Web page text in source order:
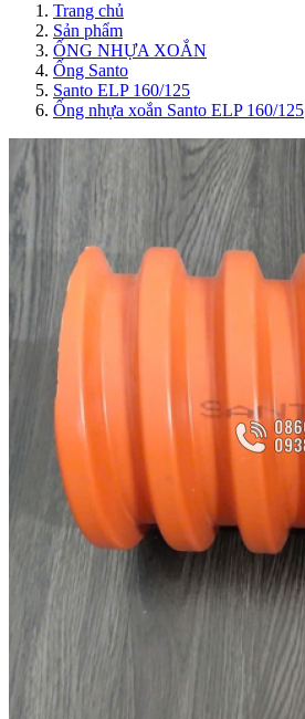
Trang chủ
Sản phẩm
ỐNG NHỰA XOẮN
Ống Santo
Santo ELP 160/125
Ống nhựa xoắn Santo ELP 160/125